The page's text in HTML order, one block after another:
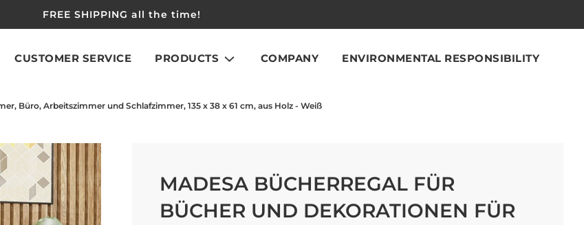
FREE SHIPPING all the time!
CUSTOMER SERVICE PRODUCTS COMPANY ENVIRONMENTAL RESPONSIBILITY
Büro, Arbeitszimmer und Schlafzimmer, 135 x 38 x 61 cm, aus Holz - Weiß
MADESA BÜCHERREGAL FÜR
BÜCHER UND DEKORATIONEN FÜR